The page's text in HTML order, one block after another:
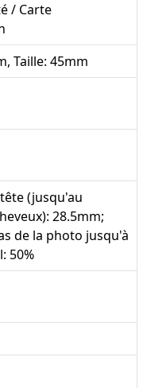
/ Carte
Taille: 45mm
(jusqu'au
28.5mm;
de la photo jusqu'à
50%